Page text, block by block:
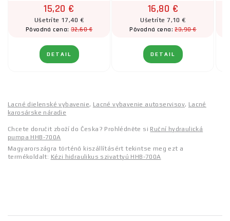
15,20 €
Ušetríte 17,40 €
Pôvodná cena:32,60 €
DETAIL
16,80 €
Ušetríte 7,10 €
Pôvodná cena:23,90 €
DETAIL
Lacné dielenské vybavenie, Lacné vybavenie autoservisov, Lacné
karosárske náradie
Chcete doručit zboží do Česka? Prohlédněte si Ruční hydraulická
pumpa HHB-700A
Magyarországra történő kiszállításért tekintse meg ezt a
termékoldalt: Kézi hidraulikus szivattyú HHB-700A